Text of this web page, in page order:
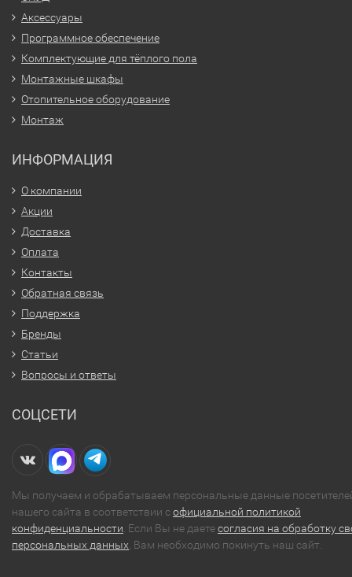
Аксессуары
Программное обеспечение
Комплектующие для тёплого пола
Монтажные шкафы
Отопительное оборудование
Монтаж
ИНФОРМАЦИЯ
О компании
Акции
Доставка
Оплата
Контакты
Обратная связь
Поддержка
Бренды
Статьи
Вопросы и ответы
СОЦСЕТИ
Мы получаем и обрабатываем персональные данные
нашего сайта в соответствии софициальной политикой
конфиденциальности . Если Вы не даетесогласия на обработку
персональных данных , Вам необходимо покинуть наш сайт.